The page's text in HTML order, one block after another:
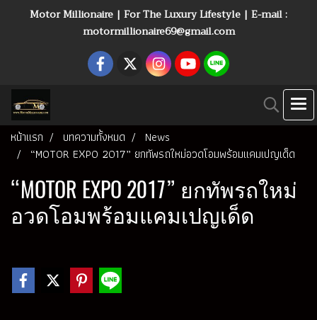
Motor Millionaire | For The Luxury Lifestyle | E-mail :
motormillionaire69@gmail.com
หน้าแรก บทความทั้งหมด
News
“MOTOR EXPO 2017” ยกทัพรถใหม่อวดโอมพร้อมแคมเปญเด็ด
“MOTOR EXPO 2017” ยกทัพรถใหม่
อวดโอมพร้อมแคมเปญเด็ด